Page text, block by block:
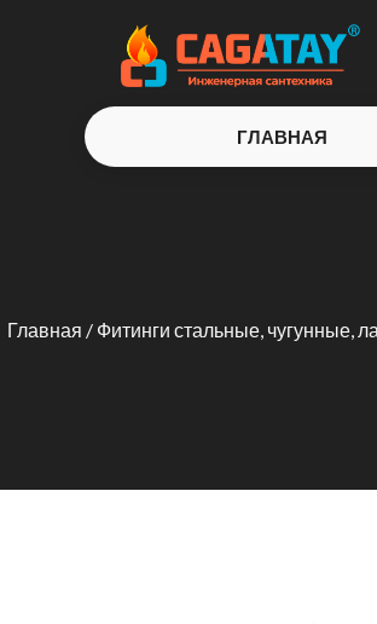
ГЛАВНАЯ
Главная / Фитинги стальные, чугунные,